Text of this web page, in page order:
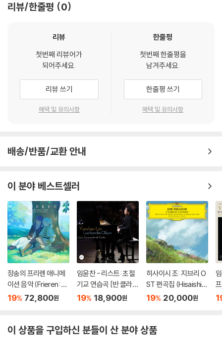
리뷰/한줄평 0
리뷰
첫번째 리뷰어가
되어주세요.
리뷰 쓰기
혜택 및 유의사항
한줄평
첫번째 한줄평을
남겨주세요.
한줄평 쓰기
혜택 및 유의사항
배송/반품/교환 안내
이 분야 베스트셀러
장송의 프리렌 애니메
이션 음악 (Frieren: B
eyond Journey's En
러 2LP]
19% 72,800원
임윤찬 - 리스트: 초절
기교 연습곡 [반 클라이
번 콩쿠르 실황 녹음]
19% 18,900원
히사이시 조: 지브리 O
ST 편곡집 (Hisaishi J
oe: Symphonic Cele
19% 20,000원
[
이 상품을 구입하신 분들이 산 분야 상품